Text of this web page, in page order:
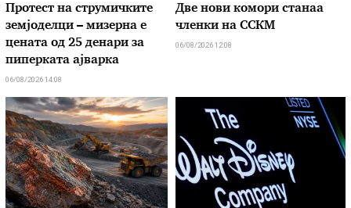
Протест на струмичките
земјоделци – мизерна е
цената од 25 денари за
пиперката ајварка
06/08/2026 14:08
Две нови комори станаа
членки на ССКМ
06/08/2026 12:08